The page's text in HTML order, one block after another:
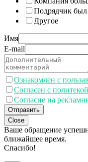
Подрядчик был
Другое
Имя
E-mail
Ознакомлен с
Согласен с
Согласие на
Отправить
Close
Ваше обращение
ближайшее время.
Спасибо!